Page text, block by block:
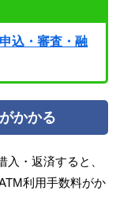
込・審査・融
かかる
・返済すると、
利用手数料がか